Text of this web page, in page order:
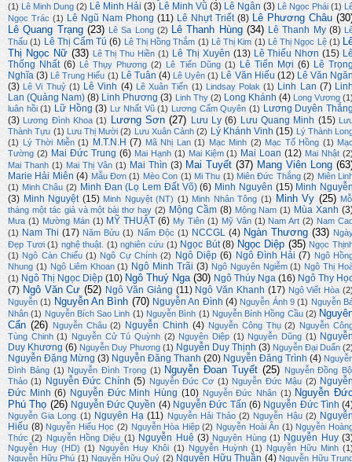
(1) Lê Minh Dung (2) Lê Minh Hải (3) Lê Minh Vũ (3) Lê Ngân (3) Lê Ngọc Phái (1)
Ngọc Trác (1) Lê Ngũ Nam Phong (11) Lê Nhựt Triết (8) Lê Phương Châu
Lê Quang Trạng (23) Lê Sa Long (2) Lê Thanh Hùng (34) Lê Thanh My (8)
Thấu (1) Lê Thị Cẩm Tú (6) Lê Thị Hồng Thắm (1) Lê Thị Kim (1) Lê Thị Ngọc Lệ (1)
Thị Ngọc Nữ (33) Lê Thị Thu Hiền (1) Lê Thị Xuyên (13) Lê Thiếu Nhơn (15)
Thống Nhất (6) Lê Thụy Phương (2) Lê Tiến Dũng (1) Lê Tiến Mợi (6) Lê
Nghĩa (3) Lê Trung Hiếu (1) Lê Tuân (4) Lê Uyên (1) Lê Văn Hiếu (12) Lê Văn
(3) Lê Vi Thuỷ (1) Lê Vinh (4) Lê Xuân Tiến (1) Lindsay Polak (1) Linh Lan (7)
Lan (Quảng Nam) (8) Linh Phương (3) Linh Thy (2) Long Khánh (4) Long Vương
luân hồi (1) Lữ Hồng (3) Lư Nhất Vũ (1) Lương Cẩm Quyên (1) Lương Duyên
(3) Lương Đình Khoa (1) Lương Sơn (27) Lưu Ly (6) Lưu Quang Minh (15)
Thành Tựu (1) Lưu Thị Mười (2) Lưu Xuân Cảnh (2) Lý Khánh Vinh (15) Lý Thành
(1)
Lý Thời Miễn (1) M.T.N.H (7) Mã Nhị Lan (1) Mạc Minh (2) Mạc Tố Hồng (1)
Tường (2) Mai Đức Trung (6) Mai Hạnh (1) Mai Kiệm (1) Mai Loan (12) Mai Nhật
Mai Thanh (1) Mai Thị Vân (1) Mai Thìn (3) Mai Tuyết (37) Mang Viên Long
Marie Hải Miên (4) Mẫu Đơn (1) Mèo Con (1) Mi Thu (1) Miên Đức Thắng (2) Miên
(1) Minh Châu (2) Minh Đan (Lọ Lem Đất Võ) (6) Minh Nguyên (15) Minh
(3) Minh Nguyệt (15) Minh Nguyệt (NT) (1) Minh Nhân Tông (1) Minh Vy (25)
tháng một tác giả và một bài thơ hay (2) Mộng Cầm (8) Mộng Nam (1) Mùa Xanh
Mưa (1) Mường Mán (1) MỸ THUẬT (6) My Tiên (1) Mỹ Vân (1) Nam Art (2) Nam
(1) Nam Thi (17) Năm Bửu (1) Nấm Độc (1) NCCGL (4) Ngàn Thương (33)
Đẹp Tươi (1) nghệ thuật. (1) nghiên cứu (1) Ngọc Bút (8) Ngọc Diệp (35) Ngọc
(1) Ngô Càn Chiểu (1) Ngô Cự Chính (2) Ngô Diệp (6) Ngô Đình Hải (7) Ngô
Nhung (1) Ngô Liêm Khoan (1) Ngô Minh Trãi (3) Ngô Nguyên Ngiễm (1) Ngô Thị
(1) Ngô Thị Ngọc Diệp (10) Ngô Thuý Nga (30) Ngô Thúy Nga (16) Ngô Thy
(7) Ngô Văn Cư (52) Ngô Văn Giảng (11) Ngô Văn Khanh (17) Ngô Viết Hòa
Nguyễn (1) Nguyễn An Bình (70) Nguyễn An Đình (4) Nguyễn Ánh 9 (1) Nguyễn
Nhân (1) Nguyễn Bích Sao Linh (1) Nguyễn Bình (1) Nguyễn Bính Hồng Cầu (2)
Cẩn (26) Nguyễn Châu (2) Nguyễn Chinh (4) Nguyễn Công Thụ (2) Nguyễn
Tùng Chinh (1) Nguyễn Cử Tú Quỳnh (2) Nguyên Diệp (1) Nguyễn Dũng (1)
Duy Khương (6) Nguyễn Duy Phương (1) Nguyễn Duy Thịnh (3) Nguyễn Đại Duẩn
Nguyễn Đặng Mừng (3) Nguyễn Đăng Thanh (20) Nguyễn Đăng Trình (4)
Đình Bảng (1) Nguyễn Đình Trọng (1) Nguyễn Đoan Tuyết (25)
Nguyễn Đồng
Thảo (1) Nguyễn Đức Chính (5) Nguyễn Đức Cơ (1) Nguyễn Đức Mậu (2)
Đức Minh (6) Nguyễn Đức Minh Hùng (10) Nguyễn Đức Nhân (1) Nguyễn
Phú Thọ (26) Nguyễn Đức Quyền (4) Nguyễn Đức Tấn (6) Nguyễn Đức Tình
Nguyễn Gia Long (1) Nguyên Hạ (11) Nguyễn Hải Thảo (2) Nguyễn Hậu (2)
Hiếu (8) Nguyễn Hiếu Học (2) Nguyễn Hòa Hiệp (2) Nguyễn Hoài Ân (1) Nguyễn
Thức (2) Nguyễn Hồng Diệu (1) Nguyễn Huệ (3) Nguyên Hùng (1) Nguyễn Huy
Nguyễn Huy (HD) (1) Nguyễn Huy Khôi (1) Nguyễn Huỳnh (1) Nguyễn Hữu Minh
Nguyễn Hữu Phú (1) Nguyễn Hữu Quý (2) Nguyễn Hữu Thuần (4) Nguyễn Hữu